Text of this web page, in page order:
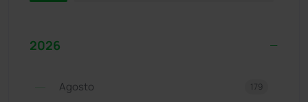
2026
Agosto 179